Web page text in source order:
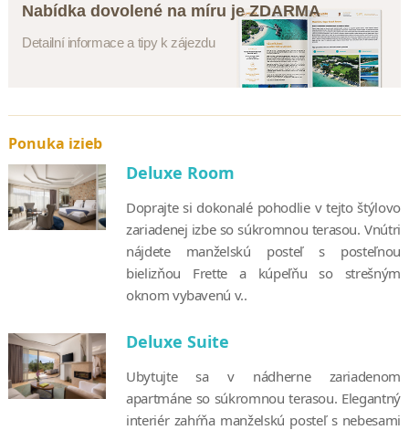
Nabídka dovolené na míru je ZDARMA
Detailní informace a tipy k zájezdu
Ponuka izieb
Deluxe Room
Doprajte si dokonalé pohodlie v tejto štýlovo
zariadenej izbe so súkromnou terasou. Vnútri
nájdete manželskú posteľ s posteľnou
bielizňou Frette a kúpeľňu so strešným
oknom vybavenú v..
Deluxe Suite
Ubytujte sa v nádherne zariadenom
apartmáne so súkromnou terasou. Elegantný
interiér zahŕňa manželskú posteľ s nebesami